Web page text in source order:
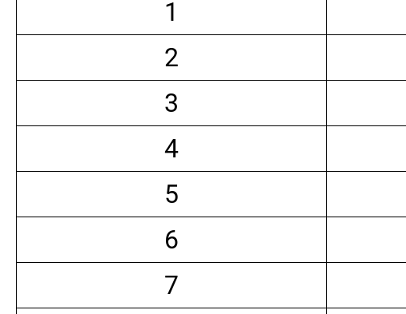
1
2
3
4
5
6
7